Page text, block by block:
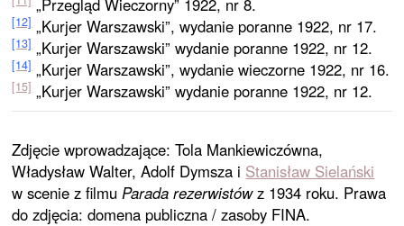
„Przegląd Wieczorny” 1922, nr 8.
[12]„Kurjer Warszawski”, wydanie poranne 1922, nr 17.
[13]„Kurjer Warszawski” wydanie poranne 1922, nr 12.
[14]„Kurjer Warszawski”, wydanie wieczorne 1922, nr 16.
[15]„Kurjer Warszawski” wydanie poranne 1922, nr 12.
Zdjęcie wprowadzające: Tola Mankiewiczówna,
Władysław Walter, Adolf Dymsza i Stanisław Sielański
w scenie z filmuParada rezerwistówz 1934 roku. Prawa
do zdjęcia: domena publiczna / zasoby FINA.